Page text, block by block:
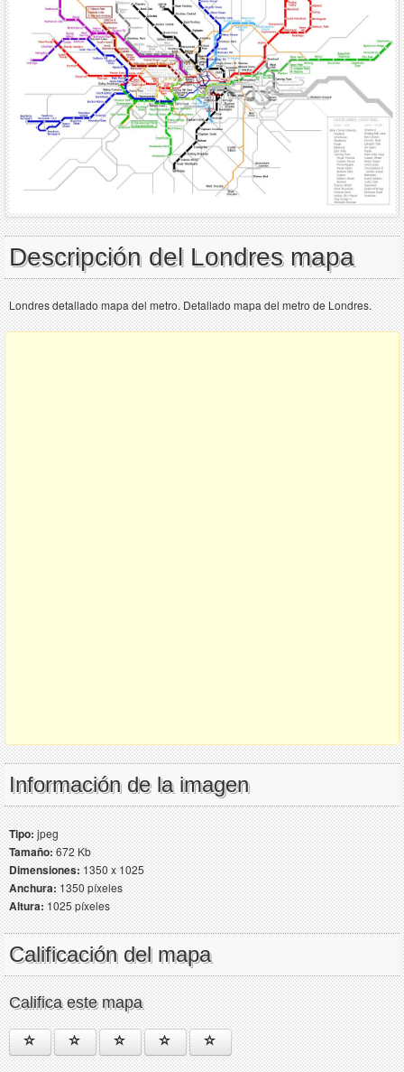
Descripción del Londres mapa
Londres detallado mapa del metro. Detallado mapa del metro de Londres.
Información de la imagen
Tipo:jpeg
Tamaño:672 Kb
Dimensiones:1350 x 1025
Anchura:1350 píxeles
Altura:1025 píxeles
Calificación del mapa
Califica este mapa